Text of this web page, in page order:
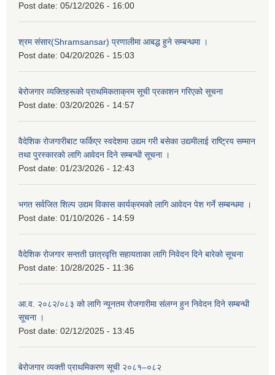
Post date: 05/12/2026 - 16:00
श्रम संसार(Shramsansar) प्रणालीमा आबद्ध हुने सम्बन्धमा ।
Post date: 04/20/2026 - 15:03
बेरोजगार व्यक्तिहरूको प्राथमिकताक्रम सूची प्रकाशन गरिएको सूचना
Post date: 03/20/2026 - 14:57
वैदेशिक रोजगारीबाट फर्किएर स्वदेशमा उद्यम गरी बसेका उद्यमीलाई राष्ट्रिय सम्मान
तथा पुरस्कारको लागि आवेदन दिने सम्बन्धी सूचना ।
Post date: 01/23/2026 - 12:43
भगत सर्वजित शिल्प उद्यम विकास कार्यक्रमको लागि आवेदन पेश गर्ने सम्बन्धमा ।
Post date: 01/10/2026 - 14:59
वैदेशिक रोजगार सन्तती छात्रवृत्ति सहायताका लागि निवेदन दिने बारेको सूचना
Post date: 10/28/2025 - 11:36
आ.व. २०८२/०८३ को लागि न्यूनतम रोजगारीमा संलग्न हुन निवेदन दिने सम्बन्धी
सूचना ।
Post date: 02/12/2025 - 13:45
बेरोजगार व्यक्ती प्राथमिकरण सूची २०८१–०८२